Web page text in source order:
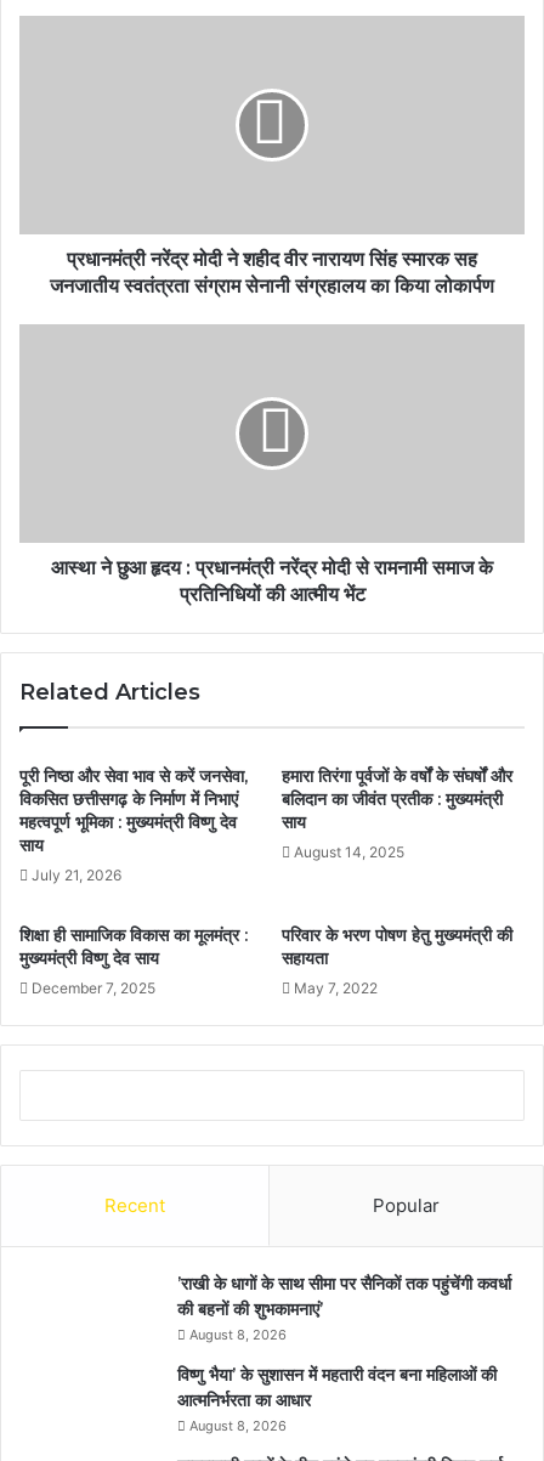
प्रधानमंत्री नरेंद्र मोदी ने शहीद वीर नारायण सिंह स्मारक सह
जनजातीय स्वतंत्रता संग्राम सेनानी संग्रहालय का किया लोकार्पण
आस्था ने छुआ हृदय : प्रधानमंत्री नरेंद्र मोदी से रामनामी समाज के
प्रतिनिधियों की आत्मीय भेंट
Related Articles
पूरी निष्ठा और सेवा भाव से करें जनसेवा,
विकसित छत्तीसगढ़ के निर्माण में निभाएं
महत्वपूर्ण भूमिका : मुख्यमंत्री विष्णु देव
साय
July 21, 2026
हमारा तिरंगा पूर्वजों के वर्षों के संघर्षों और
बलिदान का जीवंत प्रतीक : मुख्यमंत्री
साय
August 14, 2025
शिक्षा ही सामाजिक विकास का मूलमंत्र :
मुख्यमंत्री विष्णु देव साय
December 7, 2025
परिवार के भरण पोषण हेतु मुख्यमंत्री की
सहायता
May 7, 2022
Recent Popular
’राखी के धागों के साथ सीमा पर सैनिकों तक पहुंचेंगी कवर्धा
की बहनों की शुभकामनाएं’
August 8, 2026
विष्णु भैया’ के सुशासन में महतारी वंदन बना महिलाओं की
आत्मनिर्भरता का आधार
August 8, 2026